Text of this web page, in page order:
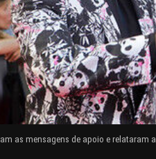
as mensagens de apoio e relataram